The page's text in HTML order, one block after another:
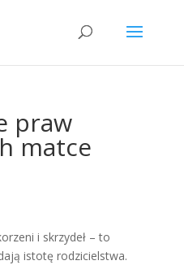
praw
matce
i skrzydeł – to
istotę rodzicielstwa.